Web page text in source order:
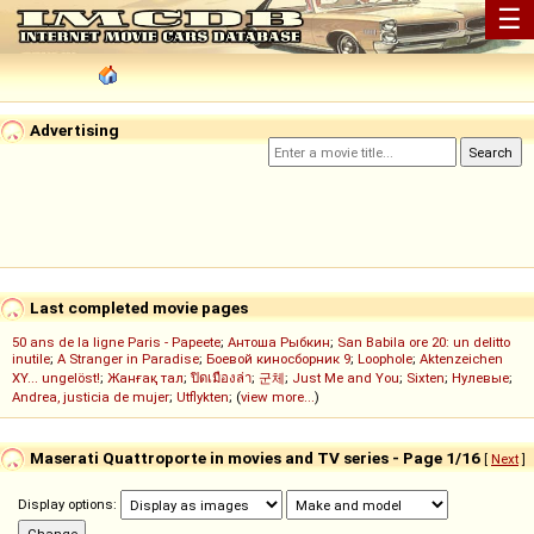
☰
Advertising
Last completed movie pages
50 ans de la ligne Paris - Papeete; Антоша Рыбкин; San Babila ore 20: un delitto
inutile; A Stranger in Paradise; Боевой киносборник 9; Loophole; Aktenzeichen
XY... ungelöst!; Жанғақ тал; ปิดเมืองล่า; 군체; Just Me and You; Sixten; Нулевые;
Andrea, justicia de mujer; Utflykten; (view more...)
Maserati Quattroporte in movies and TV series - Page 1/16 [ Next]
Display options: